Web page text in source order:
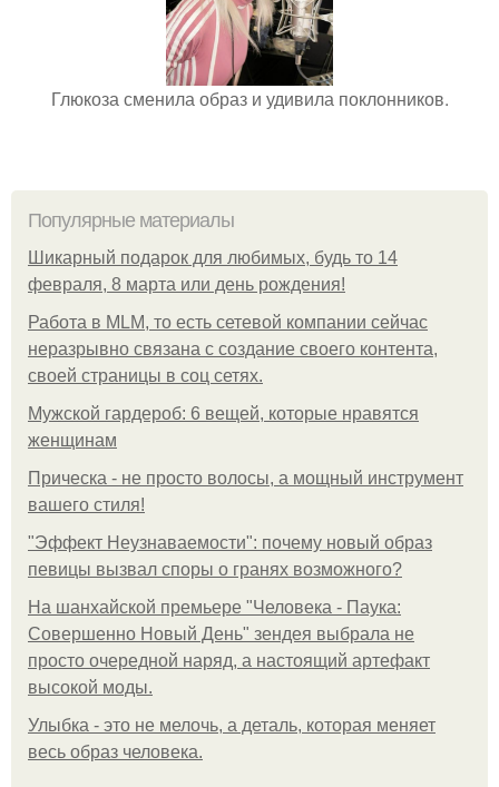
Глюкоза сменила образ и удивила поклонников.
Популярные материалы
Шикарный подарок для любимых, будь то 14
февраля, 8 марта или день рождения!
Работа в MLM, то есть сетевой компании сейчас
неразрывно связана с создание своего контента,
своей страницы в соц сетях.
Мужской гардероб: 6 вещей, которые нравятся
женщинам
Прическа - не просто волосы, а мощный инструмент
вашего стиля!
"Эффект Неузнаваемости": почему новый образ
певицы вызвал споры о гранях возможного?
На шанхайской премьере "Человека - Паука:
Совершенно Новый День" зендея выбрала не
просто очередной наряд, а настоящий артефакт
высокой моды.
Улыбка - это не мелочь, а деталь, которая меняет
весь образ человека.